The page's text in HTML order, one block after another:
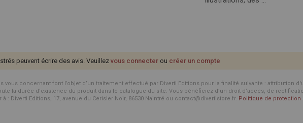
peuvent écrire des avis. Veuillez vous connecter ou créer un compte
concernant font l’objet d’un traitement effectué par Diverti Editions pour la finalité suivante : attribution
la durée d'existence du produit dans le catalogue du site. Vous bénéficiez d’un droit d’accès, de
: Diverti Editions, 17, avenue du Cerisier Noir, 86530 Naintré ou contact@divertistore.fr. Politique de